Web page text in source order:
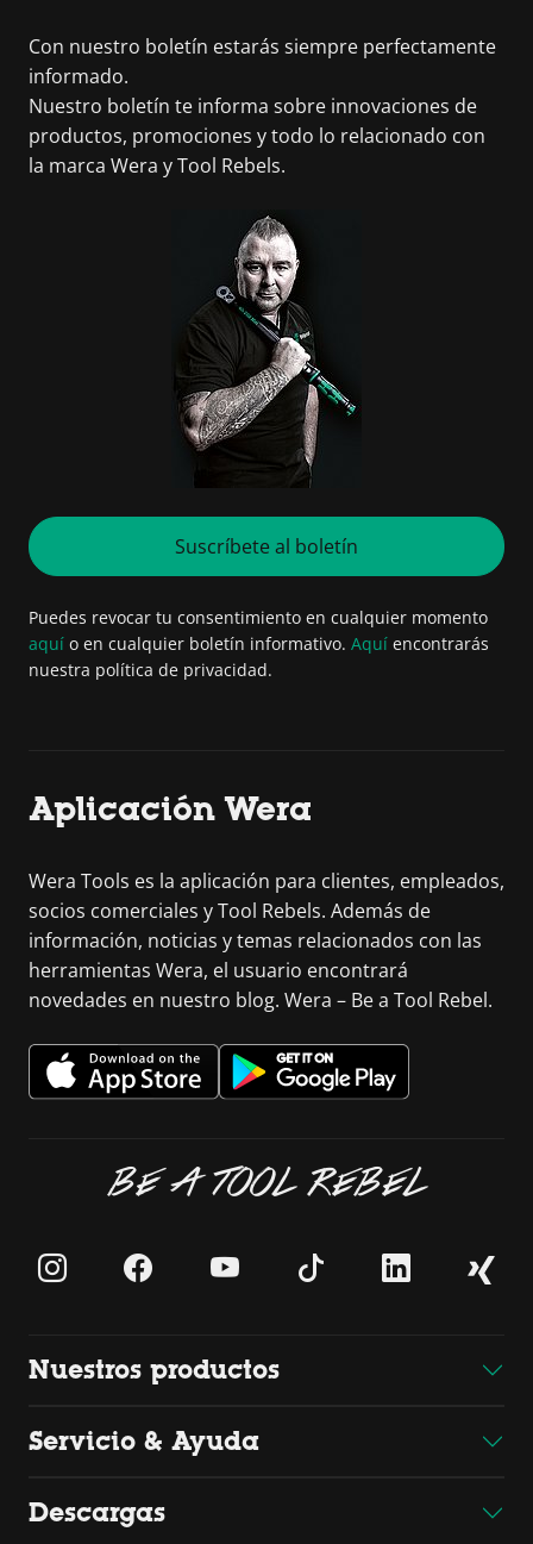
Con nuestro boletín estarás siempre perfectamente
informado.
Nuestro boletín te informa sobre innovaciones de
productos, promociones y todo lo relacionado con
la marca Wera y Tool Rebels.
Suscríbete al boletín
Puedes revocar tu consentimiento en cualquier momento
aquí o en cualquier boletín informativo. Aquí encontrarás
nuestra política de privacidad.
Aplicación Wera
Wera Tools es la aplicación para clientes, empleados,
socios comerciales y Tool Rebels. Además de
información, noticias y temas relacionados con las
herramientas Wera, el usuario encontrará
novedades en nuestro blog. Wera – Be a Tool Rebel.
BE A TOOL REBEL
Nuestros productos
Servicio & Ayuda
Descargas